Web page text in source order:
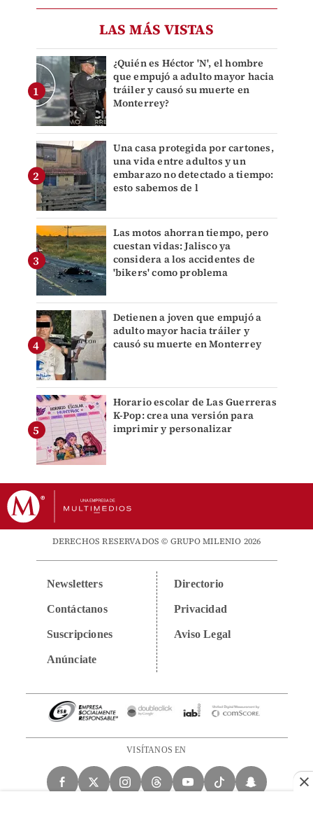
LAS MÁS VISTAS
¿Quién es Héctor 'N', el hombre
que empujó a adulto mayor hacia
tráiler y causó su muerte en
Monterrey?
Una casa protegida por cartones,
una vida entre adultos y un
embarazo no detectado a tiempo:
esto sabemos de l
Las motos ahorran tiempo, pero
cuestan vidas: Jalisco ya
considera a los accidentes de
'bikers' como problema
Detienen a joven que empujó a
adulto mayor hacia tráiler y
causó su muerte en Monterrey
Horario escolar de Las Guerreras
K-Pop: crea una versión para
imprimir y personalizar
DERECHOS RESERVADOS © GRUPO MILENIO 2026
Newsletters
Contáctanos
Suscripciones
Anúnciate
Directorio
Privacidad
Aviso Legal
VISÍTANOS EN